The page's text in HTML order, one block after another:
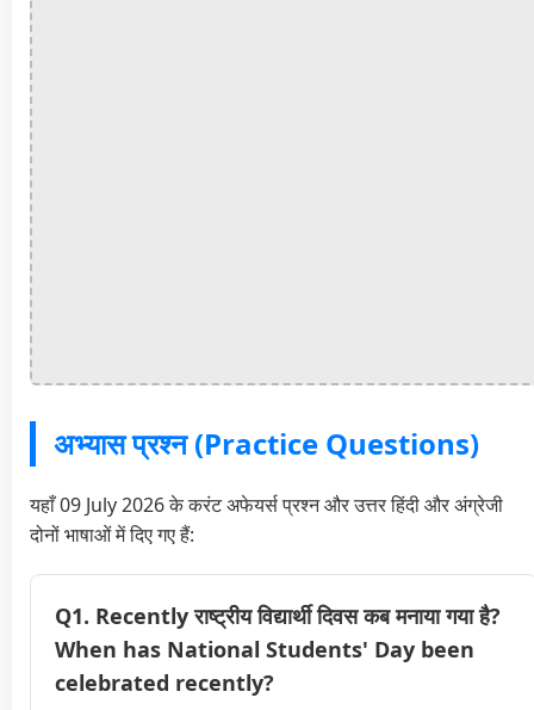
अभ्यास प्रश्न (Practice Questions)
यहाँ 09 July 2026 के करंट अफेयर्स प्रश्न और उत्तर हिंदी और अंग्रेजी
दोनों भाषाओं में दिए गए हैं:
Q1. Recently राष्ट्रीय विद्यार्थी दिवस कब मनाया गया है?
When has National Students' Day been
celebrated recently?